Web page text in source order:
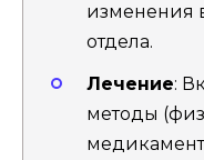
изменения
отдела.
Лечение:
методы